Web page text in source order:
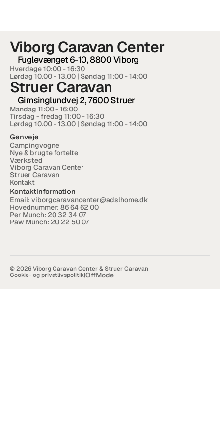
Careers
Docs
About
Join
Experts
Viborg Caravan Center
Fuglevænget 6-10, 8800 Viborg
Hverdage 10:00 - 16:30
Lørdag 10.00 - 13.00 | Søndag 11:00 - 14:00
Struer Caravan
Gimsinglundvej 2, 7600 Struer
Mandag 11:00 - 16:00
Tirsdag - fredag 11:00 - 16:30
Lørdag 10.00 - 13.00 | Søndag 11:00 - 14:00
Genveje
Campingvogne
Nye & brugte fortelte
Værksted
Viborg Caravan Center
Struer Caravan
Kontakt
Kontaktinformation
Email: viborgcaravancenter@adslhome.dk
Hovednummer: 86 64 62 00
Per Munch: 20 32 34 07
Paw Munch: 20 22 50 07
© 2026 Viborg Caravan Center & Struer Caravan
Cookie- og privatlivspolitik|OffMode